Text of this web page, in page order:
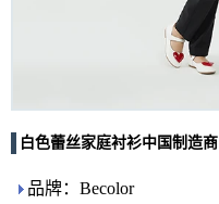
白色蕾丝家庭衬衫中国制造商
品牌：Becolor